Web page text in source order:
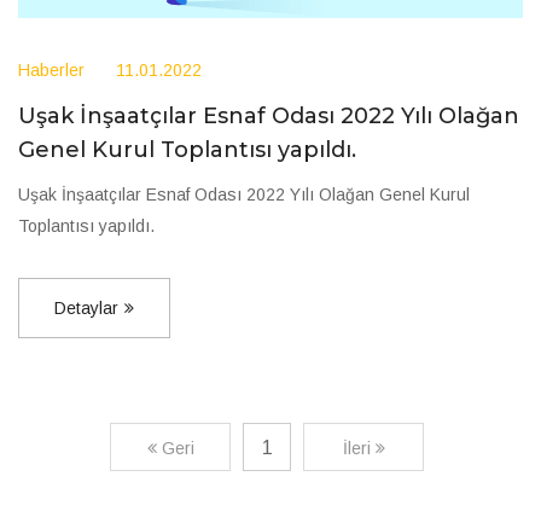
Haberler 11.01.2022
Uşak İnşaatçılar Esnaf Odası 2022 Yılı Olağan
Genel Kurul Toplantısı yapıldı.
Uşak İnşaatçılar Esnaf Odası 2022 Yılı Olağan Genel Kurul
Toplantısı yapıldı.
Detaylar
Geri 1 İleri